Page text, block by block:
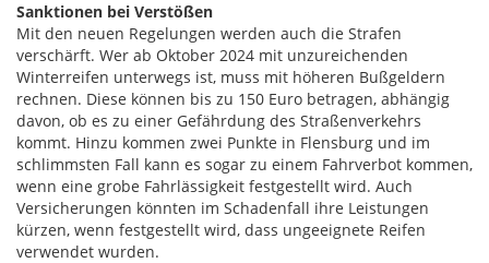
Sanktionen bei Verstößen
Mit den neuen Regelungen werden auch die Strafen
verschärft. Wer ab Oktober 2024 mit unzureichenden
Winterreifen unterwegs ist, muss mit höheren Bußgeldern
rechnen. Diese können bis zu 150 Euro betragen, abhängig
davon, ob es zu einer Gefährdung des Straßenverkehrs
kommt. Hinzu kommen zwei Punkte in Flensburg und im
schlimmsten Fall kann es sogar zu einem Fahrverbot kommen,
wenn eine grobe Fahrlässigkeit festgestellt wird. Auch
Versicherungen könnten im Schadenfall ihre Leistungen
kürzen, wenn festgestellt wird, dass ungeeignete Reifen
verwendet wurden.